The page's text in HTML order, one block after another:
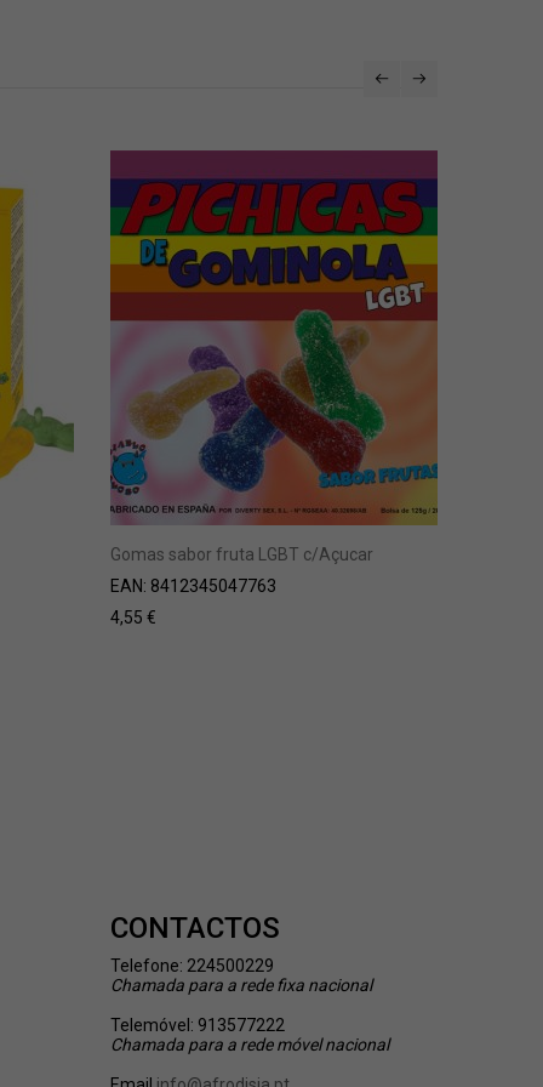
Gomas sabor fruta LGBT c/Açucar
EAN: 8412345047763
4,55 €
CONTACTOS
Telefone: 224500229
Chamada para a rede fixa nacional
Telemóvel: 913577222
Chamada para a rede móvel nacional